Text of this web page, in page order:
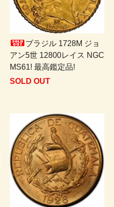
ブラジル 1728M ジョ
アン5世 12800レイス NGC
MS61! 最高鑑定品!
SOLD OUT